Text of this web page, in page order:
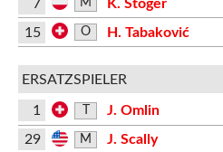
7
M K. Stöger
15 O H. Tabaković
ERSATZSPIELER
1
J. Omlin
29
M J. Scally